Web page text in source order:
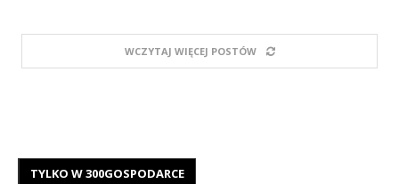
WCZYTAJ WIĘCEJ POSTÓW
TYLKO W 300GOSPODARCE